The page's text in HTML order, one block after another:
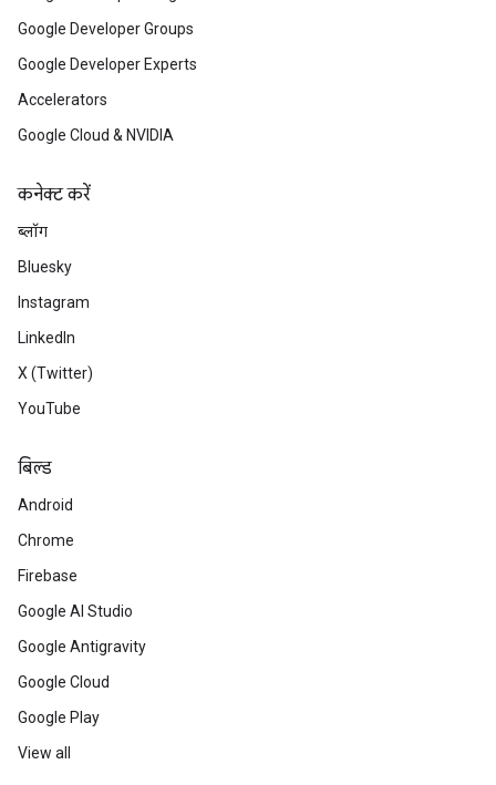
Google Developer Groups
Google Developer Experts
Accelerators
Google Cloud & NVIDIA
कनेक्ट करें
ब्लॉग
Bluesky
Instagram
LinkedIn
X (Twitter)
YouTube
बिल्ड
Android
Chrome
Firebase
Google AI Studio
Google Antigravity
Google Cloud
Google Play
View all